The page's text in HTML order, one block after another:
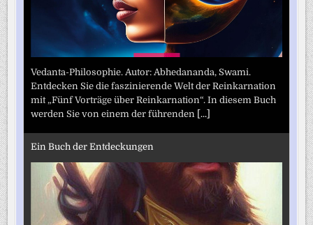
Vedanta-Philosophie. Autor: Abhedananda, Swami.
Entdecken Sie die faszinierende Welt der Reinkarnation
mit „Fünf Vorträge über Reinkarnation“. In diesem Buch
werden Sie von einem der führenden [...]
Ein Buch der Entdeckungen